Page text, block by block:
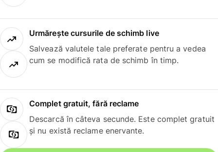
Urmărește cursurile de schimb live
Salvează valutele tale preferate pentru a vedea
cum se modifică rata de schimb în timp.
Complet gratuit, fără reclame
Descarcă în câteva secunde. Este complet gratuit
și nu există reclame enervante.